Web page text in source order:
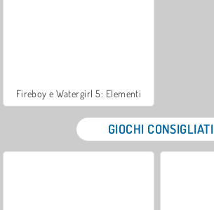
Fireboy e Watergirl 5: Elementi
GIOCHI CONSIGLIATI